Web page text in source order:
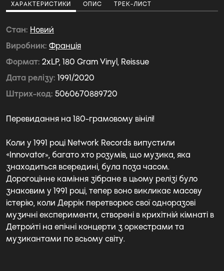
ХАРАКТЕРИСТИКИ ОПИС ТРЕК-ЛИСТ
Стан Новий
Виробник Франція
Формат 2xLP, 180 Gram Vinyl, Reissue
Дата релізу 1991/2020
Штрих-код 5060670889720
Перевидання на 180-грамовому вінілі!
Коли у 1991 році Network Records випустили
«Innovator», багато хто розумів, що музика, яка
знаходиться всередині, була поза часом.
Дорогоцінне каміння зібране в цьому релізі було
знаковим у 1991 році, тепер воно викликає масову
істерію, коли Деррік перетворює свої одноразові
музичні експерименти, створені в крихітній кімнаті в
Детройті на епічні концерти з оркестрами та
музикантами по всьому світу.